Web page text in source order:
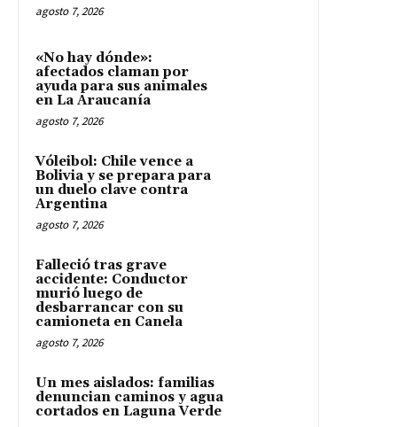
agosto 7, 2026
«No hay dónde»:
afectados claman por
ayuda para sus animales
en La Araucanía
agosto 7, 2026
Vóleibol: Chile vence a
Bolivia y se prepara para
un duelo clave contra
Argentina
agosto 7, 2026
Falleció tras grave
accidente: Conductor
murió luego de
desbarrancar con su
camioneta en Canela
agosto 7, 2026
Un mes aislados: familias
denuncian caminos y agua
cortados en Laguna Verde